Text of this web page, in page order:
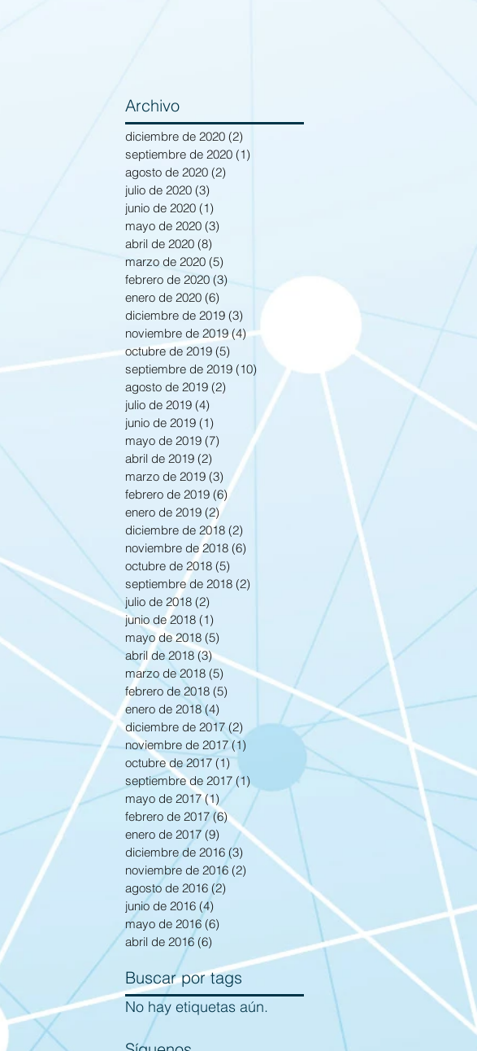
Archivo
diciembre de 2020 (2)
septiembre de 2020 (1)
agosto de 2020 (2)
julio de 2020 (3)
junio de 2020 (1)
mayo de 2020 (3)
abril de 2020 (8)
marzo de 2020 (5)
febrero de 2020 (3)
enero de 2020 (6) 6 entradas
diciembre de 2019 (3)
noviembre de 2019 (4)4 entradas
octubre de 2019 (5) 5 entradas
septiembre de 2019 (10) 10 entradas
agosto de 2019 (2) 2 entradas
julio de 2019 (4)
junio de 2019 (1) 1 entrada
mayo de 2019 (7) 7 entradas
abril de 2019 (2) 2 entradas
marzo de 2019 (3) 3 entradas
febrero de 2019 (6)6 entradas
enero de 2019 (2)2 entradas
diciembre de 2018 (2)
noviembre de 2018 (6)
octubre de 2018 (5)
septiembre de 2018 (2)
julio de 2018 (2)
junio de 2018 (1)
mayo de 2018 (5)
abril de 2018 (3)3 entradas
marzo de 2018 (5) 5 entradas
febrero de 2018 (5) 5 entradas
enero de 2018 (4)
diciembre de 2017 (2) 2 entradas
noviembre de 2017 (1)
octubre de 2017 (1)1 entrada
septiembre de 2017 (1) 1 entrada
mayo de 2017 (1)1 entrada
febrero de 2017 (6)6 entradas
enero de 2017 (9) 9 entradas
diciembre de 2016 (3) 3 entradas
noviembre de 2016 (2) 2 entradas
agosto de 2016 (2)
junio de 2016 (4)
mayo de 2016 (6)
abril de 2016 (6)
Buscar por tags
No hay etiquetas aún.